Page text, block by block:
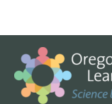
contenido